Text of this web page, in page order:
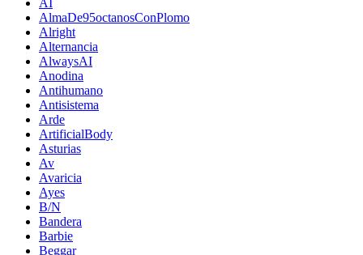
AI
AlmaDe95octanosConPlomo
Alright
Alternancia
AlwaysAI
Anodina
Antihumano
Antisistema
Arde
ArtificialBody
Asturias
Av
Avaricia
Ayes
B/N
Bandera
Barbie
Beggar